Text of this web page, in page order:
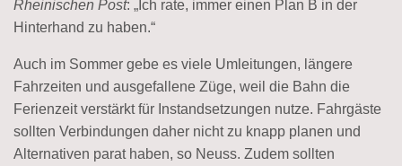
Rheinischen Post: „Ich rate, immer einen Plan B in der
Hinterhand zu haben.“
Auch im Sommer gebe es viele Umleitungen, längere
Fahrzeiten und ausgefallene Züge, weil die Bahn die
Ferienzeit verstärkt für Instandsetzungen nutze. Fahrgäste
sollten Verbindungen daher nicht zu knapp planen und
Alternativen parat haben, so Neuss. Zudem sollten